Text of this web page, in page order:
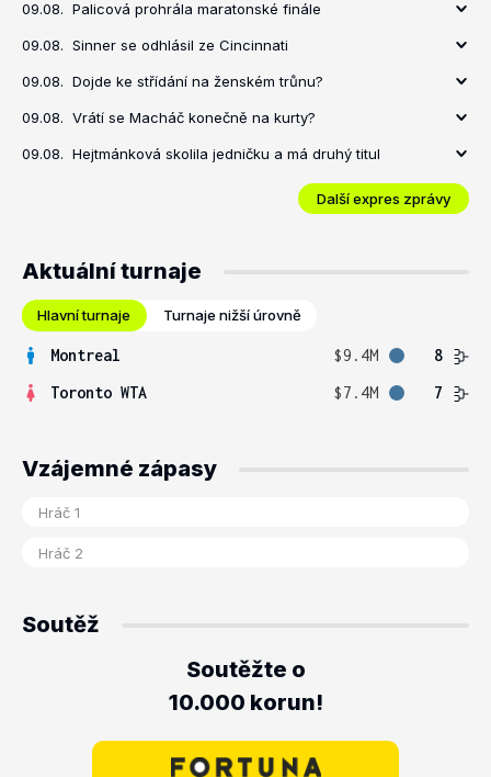
09.08. Palicová prohrála maratonské finále
09.08. Sinner se odhlásil ze Cincinnati
09.08. Dojde ke střídání na ženském trůnu?
09.08. Vrátí se Macháč konečně na kurty?
09.08. Hejtmánková skolila jedničku a má druhý titul
Další expres zprávy
Aktuální turnaje
Hlavní turnaje Turnaje nižší úrovně
Montreal $9.4M
8
Toronto WTA
$7.4M 7
Vzájemné zápasy
Soutěž
Soutěžte o
10.000 korun!